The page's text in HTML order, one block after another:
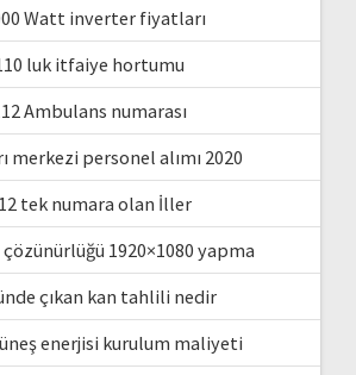
Watt inverter fiyatları
luk itfaiye hortumu
Ambulans numarası
merkezi personel alımı 2020
tek numara olan İller
çözünürlüğü 1920×1080 yapma
çıkan kan tahlili nedir
enerjisi kurulum maliyeti